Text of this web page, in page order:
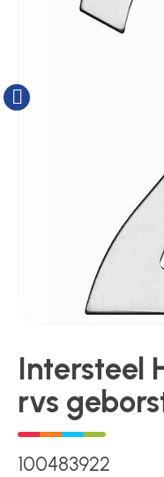
Toegangscontrole
Toegangsverlening
Intersteel
rvs
100483922